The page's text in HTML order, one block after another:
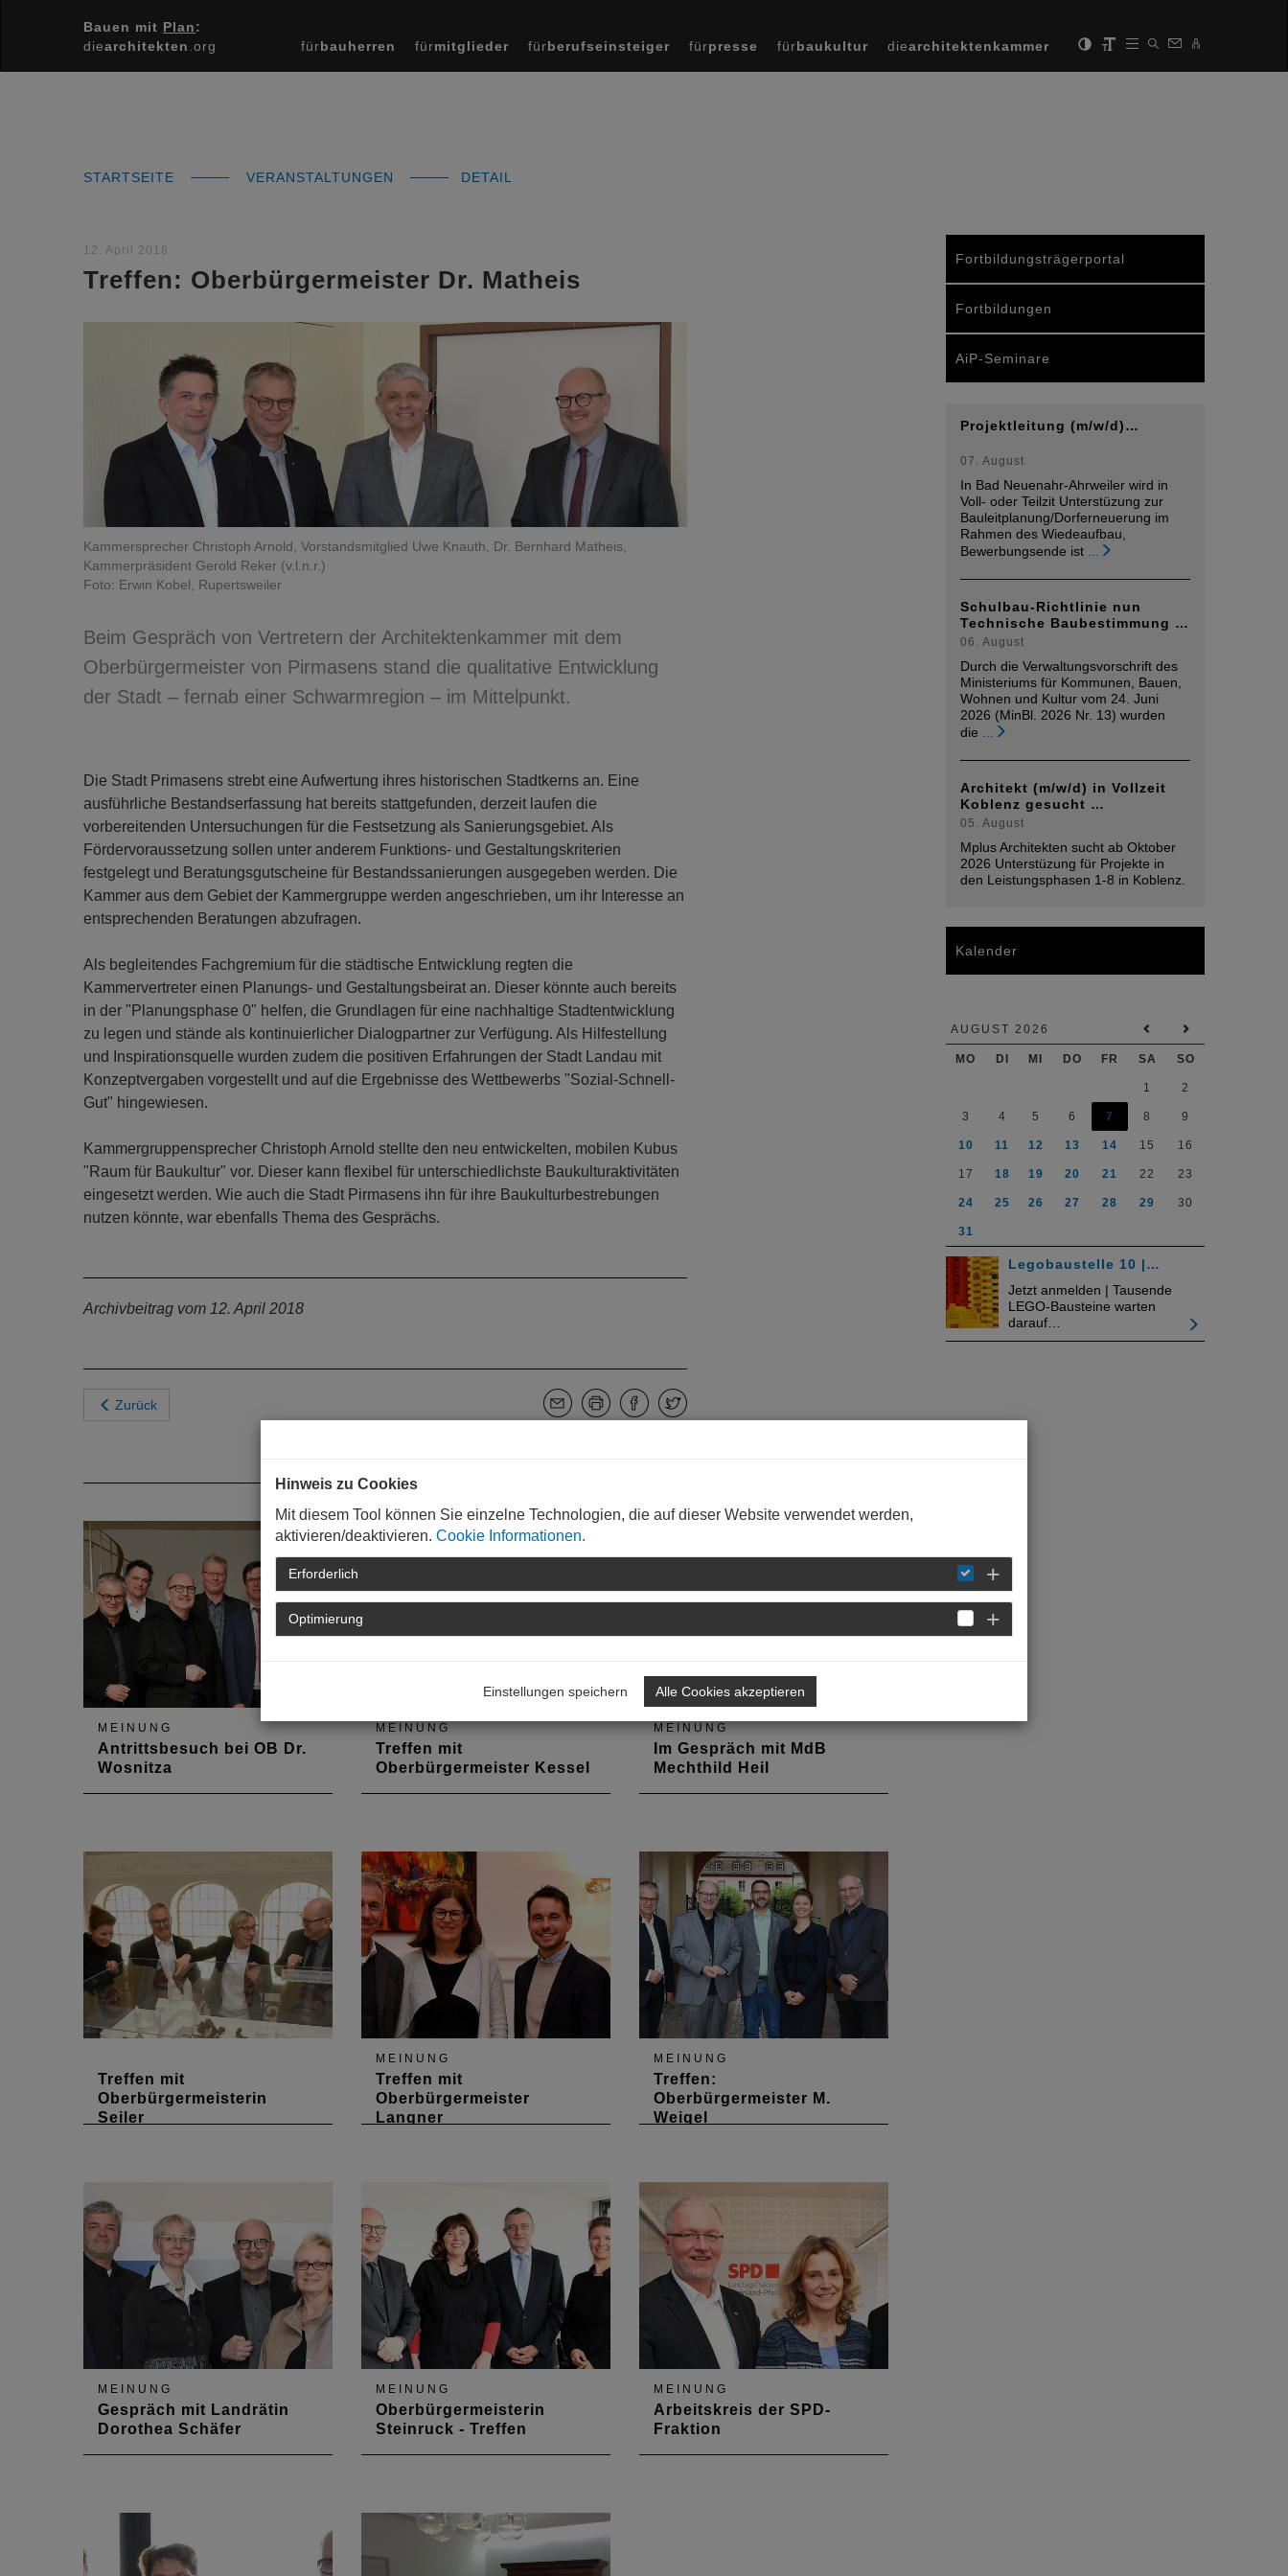
Bauen mit Plan:
diearchitekten .org fürbauherren fürmitglieder fürberufseinsteiger fürpresse fürbaukultur diearchitektenkammer
STARTSEITE VERANSTALTUNGEN DETAIL
12. April 2018
Treffen: Oberbürgermeister Dr. Matheis
Kammersprecher Christoph Arnold, Vorstandsmitglied Uwe Knauth, Dr. Bernhard Matheis,
Kammerpräsident Gerold Reker (v.l.n.r.)
Foto: Erwin Kobel, Rupertsweiler
Beim Gespräch von Vertretern der Architektenkammer mit dem
Oberbürgermeister von Pirmasens stand die qualitative Entwicklung
der Stadt – fernab einer Schwarmregion – im Mittelpunkt.
Die Stadt Primasens strebt eine Aufwertung ihres historischen Stadtkerns an. Eine
ausführliche Bestandserfassung hat bereits stattgefunden, derzeit laufen die
vorbereitenden Untersuchungen für die Festsetzung als Sanierungsgebiet. Als
Fördervoraussetzung sollen unter anderem Funktions- und Gestaltungskriterien
festgelegt und Beratungsgutscheine für Bestandssanierungen ausgegeben werden. Die
Kammer aus dem Gebiet der Kammergruppe werden angeschrieben, um ihr Interesse an
entsprechenden Beratungen abzufragen.
Als begleitendes Fachgremium für die städtische Entwicklung regten die
Kammervertreter einen Planungs- und Gestaltungsbeirat an. Dieser könnte auch bereits
in der "Planungsphase 0" helfen, die Grundlagen für eine nachhaltige Stadtentwicklung
zu legen und stände als kontinuierlicher Dialogpartner zur Verfügung. Als Hilfestellung
und Inspirationsquelle wurden zudem die positiven Erfahrungen der Stadt Landau mit
Konzeptvergaben vorgestellt und auf die Ergebnisse des Wettbewerbs "Sozial-Schnell-
Gut" hingewiesen.
Kammergruppensprecher Christoph Arnold stellte den neu entwickelten, mobilen Kubus
"Raum für Baukultur" vor. Dieser kann flexibel für unterschiedlichste Baukulturaktivitäten
eingesetzt werden. Wie auch die Stadt Pirmasens ihn für ihre Baukulturbestrebungen
nutzen könnte, war ebenfalls Thema des Gesprächs.
Archivbeitrag vom 12. April 2018
Zurück
MEINUNG
Antrittsbesuch bei OB Dr.
Wosnitza
Zweibrücken ist. Baukultur und
Planungswettbewerbe als
Instrument der
Qualitätssicherung waren die
Top-Themen.
MEINUNG
Treffen mit
Oberbürgermeister Kessel
Oberbürgermeister von Worms
ist.
MEINUNG
Im Gespräch mit MdB
Mechthild Heil
Gespräch mit der Vorsitzenden
des Ausschusses Bauen,
Wohnen, Stadtentwicklung und
Kommunen im Deutschen
Bundestag am 26. September
2019 in Berlin
Treffen mit
Oberbürgermeisterin
Seiler
Oberbürgermeisterin von
Speyer ist. Die qualitative
Entwicklung der Stadt Speyer
war das Top-Thema.
MEINUNG
Treffen mit
Oberbürgermeister
Langner
Langner, der seit Anfang Mai
2018 Oberbürgermeister der
Stadt Koblenz ist. Integrierte
Stadtentwicklung war das Top-
Thema.
MEINUNG
Treffen:
Oberbürgermeister M.
Weigel
ersten Gespräch mit Marc
Weigel, seit Anfang des Jahres
Oberbürgermeister von
Neustadt an der Weinstraße.
MEINUNG
Gespräch mit Landrätin
Dorothea Schäfer
"Mobile Gestaltungsbeirat",
Vergabeverfahren und das
MEINUNG
Oberbürgermeisterin
Steinruck - Treffen
Klaus Dillinger aus
Ludwigshafen stand die
MEINUNG
Arbeitskreis der SPD-
Fraktion
Fortbildungsträgerportal
Fortbildungen
AiP-Seminare
Projektleitung (m/w/d)…
07. August
In Bad Neuenahr-Ahrweiler wird in
Voll- oder Teilzit Unterstüzung zur
Bauleitplanung/Dorferneuerung im
Rahmen des Wiedeaufbau,
Bewerbungsende ist
Schulbau-Richtlinie nun
Technische Baubestimmung …
06. August
Durch die Verwaltungsvorschrift des
Ministeriums für Kommunen, Bauen,
Wohnen und Kultur vom 24. Juni
2026 (MinBl. 2026 Nr. 13) wurden
die
Architekt (m/w/d) in Vollzeit
Koblenz gesucht …
05. August
Mplus Architekten sucht ab Oktober
2026 Unterstüzung für Projekte in
den Leistungsphasen 1-8 in Koblenz.
Kalender
AUGUST 2026
MO DI MI DO FR SA SO
1 2
3 4 5 6 7 8 9
10 11 12 13 14 15 16
17 18 19 20 21 22 23
24 25 26 27 28 29 30
31
Legobaustelle 10 |…
Jetzt anmelden | Tausende
LEGO-Bausteine warten
darauf…
Hinweis zu Cookies
Mit diesem Tool können Sie einzelne Technologien, die auf dieser Website verwendet werden,
aktivieren/deaktivieren. Cookie Informationen.
Erforderlich
Optimierung
Einstellungen speichern Alle Cookies akzeptieren